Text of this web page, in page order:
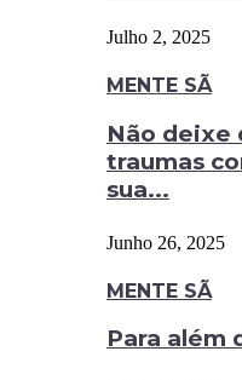
Julho 2, 2025
MENTE SÃ
Não deixe
traumas
sua...
Junho 26, 2025
MENTE SÃ
Para além